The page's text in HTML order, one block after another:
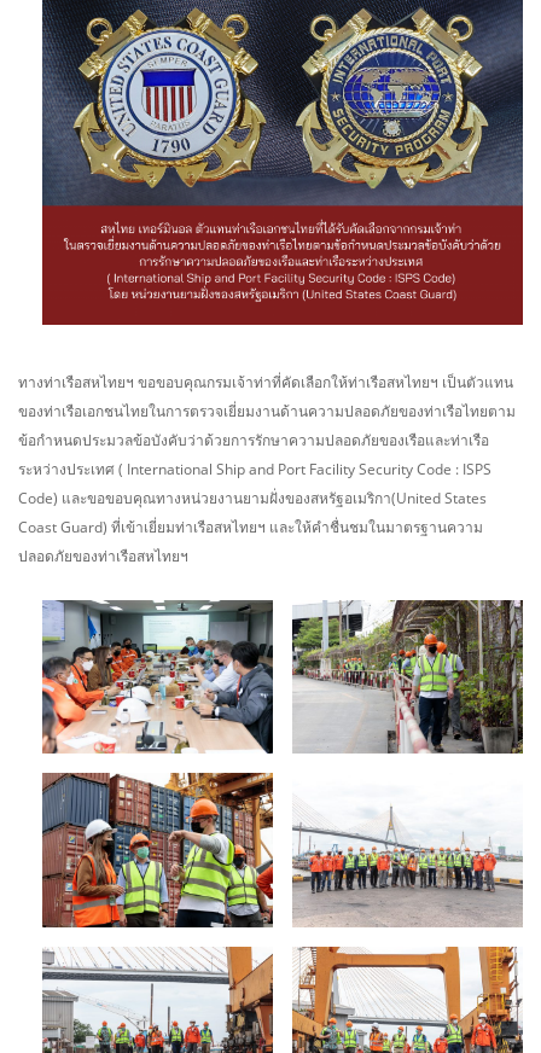
ทางท่าเรือสหไทยฯ ขอขอบคุณกรมเจ้าท่าที่คัดเลือกให้ท่าเรือสหไทยฯ เป็นตัวแทน
ของท่าเรือเอกชนไทยในการตรวจเยี่ยมงานด้านความปลอดภัยของท่าเรือไทยตาม
ข้อกำหนดประมวลข้อบังคับว่าด้วยการรักษาความปลอดภัยของเรือและท่าเรือ
ระหว่างประเทศ ( International Ship and Port Facility Security Code : ISPS
Code) และขอขอบคุณทางหน่วยงานยามฝั่งของสหรัฐอเมริกา(United States
Coast Guard) ที่เข้าเยี่ยมท่าเรือสหไทยฯ และให้คำชื่นชมในมาตรฐานความ
ปลอดภัยของท่าเรือสหไทยฯ